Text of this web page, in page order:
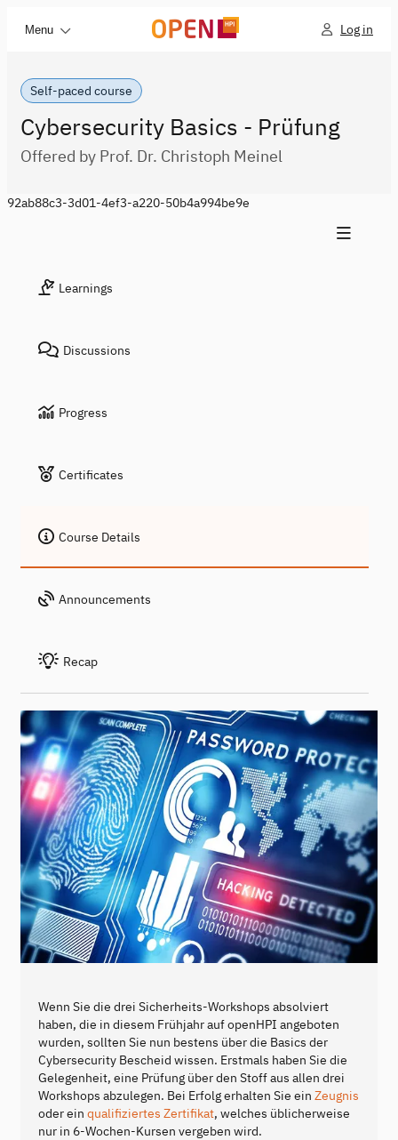
Menu Log in
Self-paced course
Cybersecurity Basics - Prüfung
Offered by Prof. Dr. Christoph Meinel
92ab88c3-3d01-4ef3-a220-50b4a994be9e
Learnings
Discussions
Progress
Certificates
Course Details
Announcements
Recap
Wenn Sie die drei Sicherheits-Workshops absolviert
haben, die in diesem Frühjahr auf openHPI angeboten
wurden, sollten Sie nun bestens über die Basics der
Cybersecurity Bescheid wissen. Erstmals haben Sie die
Gelegenheit, eine Prüfung über den Stoff aus allen drei
Workshops abzulegen. Bei Erfolg erhalten Sie ein Zeugnis
oder ein qualifiziertes Zertifikat, welches üblicherweise
nur in 6-Wochen-Kursen vergeben wird.